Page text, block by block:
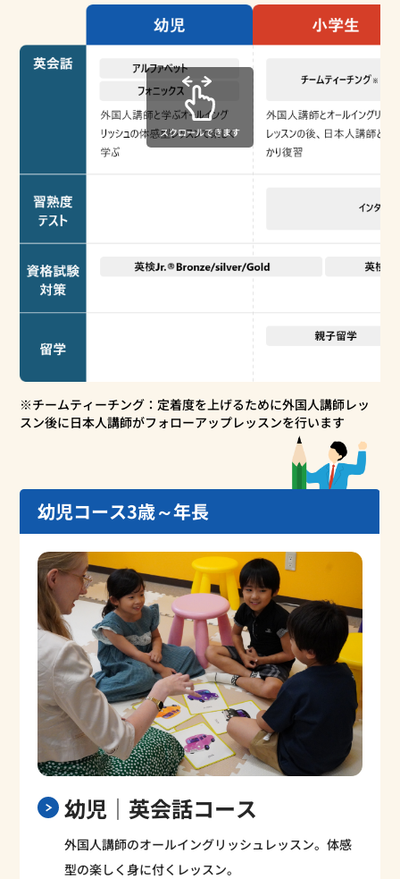
スクロールできます
※チームティーチング：定着度を上げるために外国人講師レッ
スン後に日本人講師がフォローアップレッスンを行います
幼児コース3歳～年長
幼児｜英会話コース
外国人講師のオールイングリッシュレッスン。体感
型の楽しく身に付くレッスン。